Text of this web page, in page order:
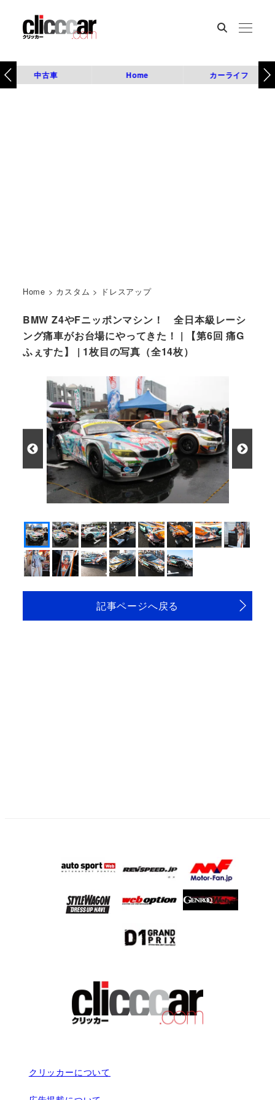
中古車 Home カーライフ
Home > カスタム > ドレスアップ
BMW Z4やFニッポンマシン！ 全日本級レーシ
ング痛車がお台場にやってきた！ | 【第6回 痛G
ふぇすた】 | 1枚目の写真（全14枚）
記事ページへ戻る
クリッカーについて